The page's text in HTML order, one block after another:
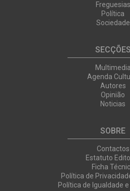
Freguesias
Política
Sociedade
SECÇÕES
Multimedia
Agenda
Autores
Opinião
Noticias
SOBRE
Contactos
Estatuto
Ficha
Política de
Política de Igualdade